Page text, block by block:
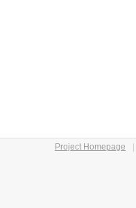
Project Homepage